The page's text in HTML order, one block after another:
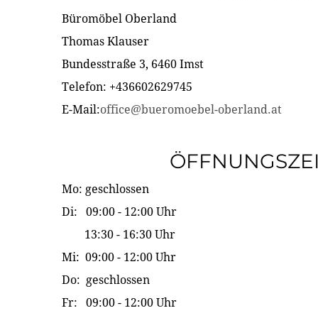
Büromöbel Oberland
Thomas Klauser
Bundesstraße 3, 6460 Imst
Telefon: +436602629745
E-Mail:office@bueromoebel-oberland.at
Mo: geschlossen
Di: 09:00 - 12:00 Uhr
13:30 - 16:30 Uhr
Mi: 09:00 - 12:00 Uhr
Do: geschlossen
Fr: 09:00 - 12:00 Uhr